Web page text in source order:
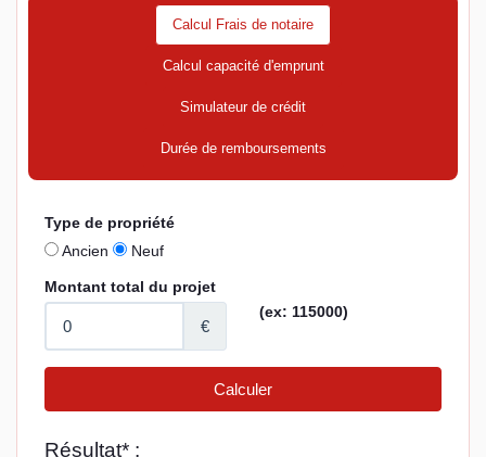
Calcul Frais de notaire
Calcul capacité d'emprunt
Simulateur de crédit
Durée de remboursements